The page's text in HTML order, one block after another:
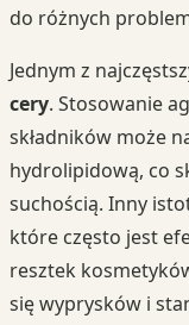
do różnych
Jednym z
cery. Stosowanie
składników może
hydrolipidową, co
suchością. Inny
które często jest
resztek
się wyprysków i